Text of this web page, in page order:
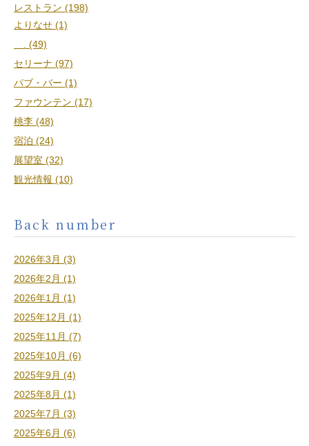
レストラン (198)
よりなせ (1)
. (49)
セリーナ (97)
パブ・バー (1)
ファウンテン (17)
桃李 (48)
宿泊 (24)
展望室 (32)
観光情報 (10)
Back number
2026年3月 (3)
2026年2月 (1)
2026年1月 (1)
2025年12月 (1)
2025年11月 (7)
2025年10月 (6)
2025年9月 (4)
2025年8月 (1)
2025年7月 (3)
2025年6月 (6)